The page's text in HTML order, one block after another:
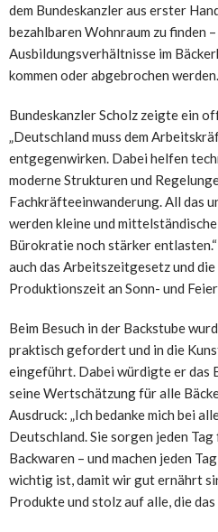
dem Bundeskanzler aus erster
bezahlbaren Wohnraum zu finden
Ausbildungsverhältnisse im
kommen oder abgebrochen werden.
Bundeskanzler Scholz zeigte ein
„Deutschland muss dem
entgegenwirken. Dabei helfen
moderne Strukturen und
Fachkräfteeinwanderung. All das
werden kleine und
Bürokratie noch stärker
auch das Arbeitszeitgesetz und
Produktionszeit an Sonn- und
Beim Besuch in der Backstube
praktisch gefordert und in die
eingeführt. Dabei würdigte er das
seine Wertschätzung für alle
Ausdruck: „Ich bedanke mich bei
Deutschland. Sie sorgen jeden
Backwaren – und machen jeden
wichtig ist, damit wir gut ernährt
Produkte und stolz auf alle, die das